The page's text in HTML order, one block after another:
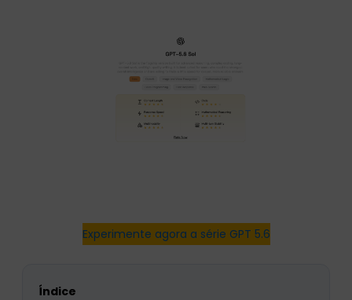
Experimente agora a série GPT 5.6
Índice